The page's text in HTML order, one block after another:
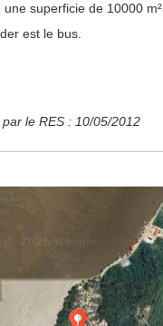
superficie de 10000 m².
est le bus.
le RES : 10/05/2012